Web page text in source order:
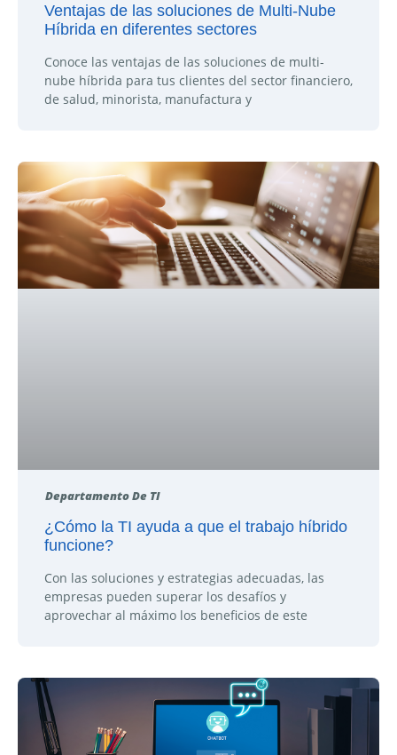
Ventajas de las soluciones de Multi-Nube
Híbrida en diferentes sectores
Conoce las ventajas de las soluciones de multi-
nube híbrida para tus clientes del sector financiero,
de salud, minorista, manufactura y
Departamento De TI
¿Cómo la TI ayuda a que el trabajo híbrido
funcione?
Con las soluciones y estrategias adecuadas, las
empresas pueden superar los desafíos y
aprovechar al máximo los beneficios de este